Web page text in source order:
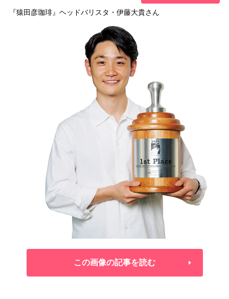
『猿田彦珈琲』ヘッドバリスタ・伊藤大貴さん
この画像の記事を読む